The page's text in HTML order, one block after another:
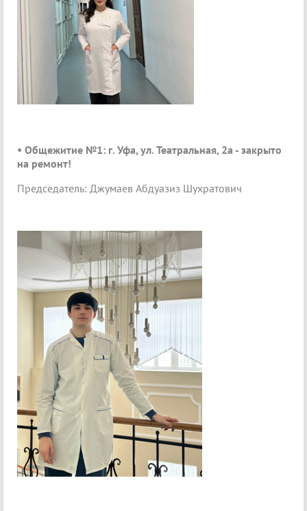
• Общежитие №1: г. Уфа, ул. Театральная, 2а - закрыто
на ремонт!
Председатель: Джумаев Абдуазиз Шухратович